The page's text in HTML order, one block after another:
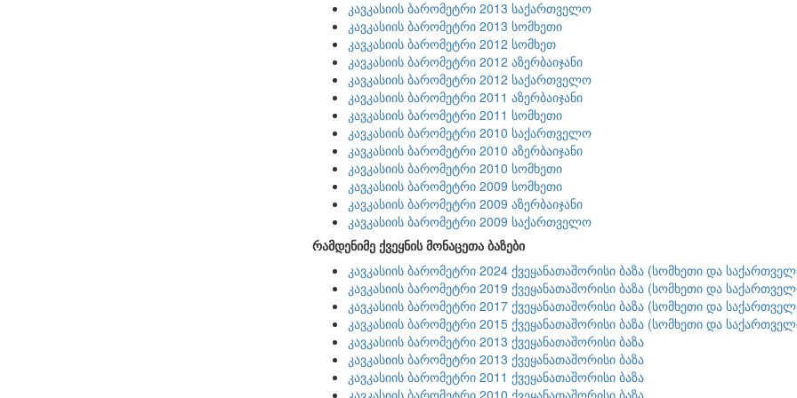
კავკასიის ბარომეტრი 2013 საქართველო
კავკასიის ბარომეტრი 2013 სომხეთი
კავკასიის ბარომეტრი 2012 სომხეთ
კავკასიის ბარომეტრი 2012 აზერბაიჯანი
კავკასიის ბარომეტრი 2012 საქართველო
კავკასიის ბარომეტრი 2011 აზერბაიჯანი
კავკასიის ბარომეტრი 2011 სომხეთი
კავკასიის ბარომეტრი 2010 საქართველო
კავკასიის ბარომეტრი 2010 აზერბაიჯანი
კავკასიის ბარომეტრი 2010 სომხეთი
კავკასიის ბარომეტრი 2009 სომხეთი
კავკასიის ბარომეტრი 2009 აზერბაიჯანი
კავკასიის ბარომეტრი 2009 საქართველო
რამდენიმე ქვეყნის მონაცეთა ბაზები
კავკასიის ბარომეტრი 2024 ქვეყანათაშორისი ბაზა (სომხეთი და
კავკასიის ბარომეტრი 2019 ქვეყანათაშორისი ბაზა (სომხეთი და
კავკასიის ბარომეტრი 2017 ქვეყანათაშორისი ბაზა (სომხეთი და
კავკასიის ბარომეტრი 2015 ქვეყანათაშორისი ბაზა (სომხეთი და
კავკასიის ბარომეტრი 2013 ქვეყანათაშორისი ბაზა
კავკასიის ბარომეტრი 2013 ქვეყანათაშორისი ბაზა
კავკასიის ბარომეტრი 2011 ქვეყანათაშორისი ბაზა
კავკასიის ბარომეტრი 2010 ქვეყანათაშორისი ბაზა